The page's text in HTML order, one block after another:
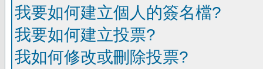
我要如何建立個人的簽名檔?
我要如何建立投票?
我如何修改或刪除投票?